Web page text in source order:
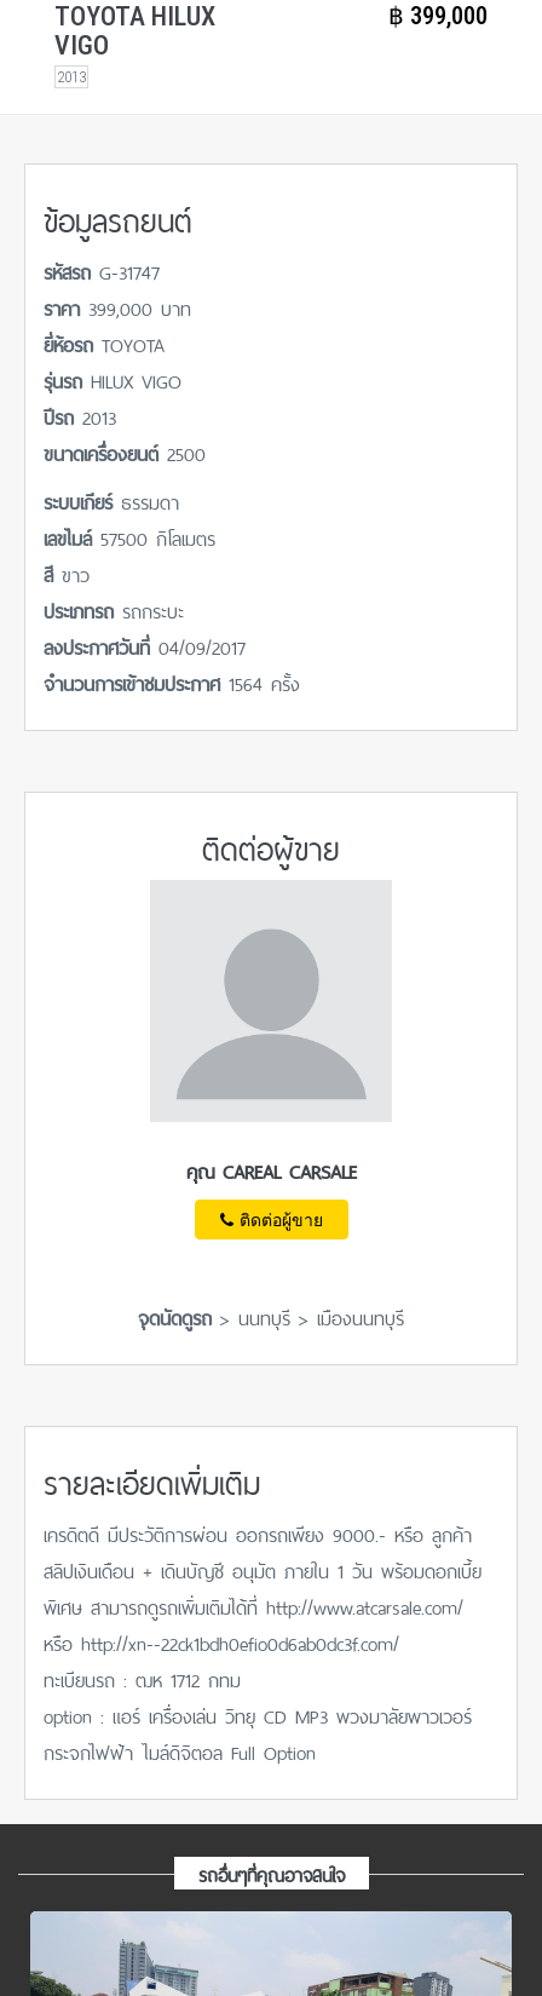
TOYOTA HILUX
VIGO
2013
฿​ 399,000
ข้อมูลรถยนต์
รหัสรถ G-31747
ราคา 399,000 บาท
ยี่ห้อรถ TOYOTA
รุ่นรถ HILUX VIGO
ปีรถ 2013
ขนาดเครื่องยนต์ 2500
ระบบเกียร์ ธรรมดา
เลขไมล์ 57500 กิโลเมตร
สี ขาว
ประเภทรถ รถกระบะ
ลงประกาศวันที่ 04/09/2017
จำนวนการเข้าชมประกาศ 1564 ครั้ง
ติดต่อผู้ขาย
คุณ CAREAL CARSALE
ติดต่อผู้ขาย
จุดนัดดูรถ > นนทบุรี > เมืองนนทบุรี
รายละเอียดเพิ่มเติม
เครดิตดี มีประวัติการผ่อน ออกรถเพียง 9000.- หรือ ลูกค้า
สลิปเงินเดือน + เดินบัญชี อนุมัต ภายใน 1 วัน พร้อมดอกเบี้ย
พิเศษ สามารถดูรถเพิ่มเติมได้ที่ http://www.atcarsale.com/
หรือ http://xn--22ck1bdh0efio0d6ab0dc3f.com/
ทะเบียนรถ : ฒห 1712 กทม
option : แอร์ เครื่องเล่น วิทยุ CD MP3 พวงมาลัยพาวเวอร์
กระจกไฟฟ้า ไมล์ดิจิตอล Full Option
รถอื่นๆที่คุณอาจสนใจ